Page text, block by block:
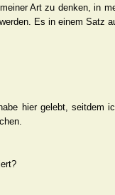
Art zu denken, in
Es in einem Satz
hier gelebt, seitdem